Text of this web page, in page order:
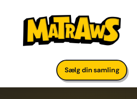
indhold
Sælg din samling